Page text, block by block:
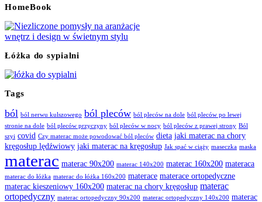
HomeBook
Łóżka do sypialni
Tags
ból ból nerwu kulszowego ból pleców ból pleców na dole ból pleców po lewej
stronie na dole ból pleców przyczyny ból pleców w nocy ból pleców z prawej strony Ból
szyi covid Czy materac może powodować ból pleców dieta jaki materac na chory
kręgosłup lędźwiowy jaki materac na kręgosłup Jak spać w ciąży maseczka maska
materac materac 90x200 materac 140x200 materac 160x200 materaca
materac do łóżka materac do łóżka 160x200 materace materace ortopedyczne
materac kieszeniowy 160x200 materac na chory kręgosłup materac
ortopedyczny materac ortopedyczny 90x200 materac ortopedyczny 140x200 materac